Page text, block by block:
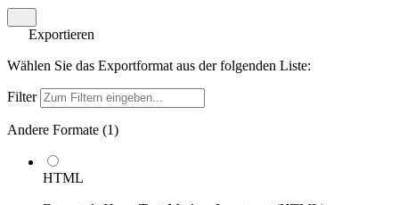
Exportieren
Wählen Sie das Exportformat aus der folgenden Liste:
Filter
Andere Formate (1)
HTML